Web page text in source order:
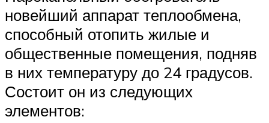
новейший аппарат теплообмена,
способный отопить жилые и
общественные помещения, подняв
в них температуру до 24 градусов.
Состоит он из следующих
элементов: